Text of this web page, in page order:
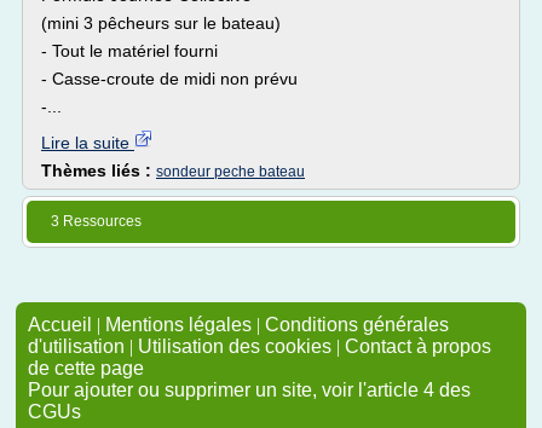
(mini 3 pêcheurs sur le bateau)
- Tout le matériel fourni
- Casse-croute de midi non prévu
-...
Lire la suite
Thèmes liés : sondeur peche bateau
3 Ressources
Accueil | Mentions légales | Conditions générales
d'utilisation | Utilisation des cookies | Contact à propos
de cette page
Pour ajouter ou supprimer un site, voir l'article 4 des
CGUs